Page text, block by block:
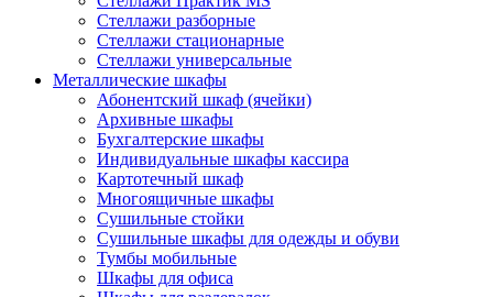
Стеллажи разборные
Стеллажи стационарные
Стеллажи универсальные
Металлические шкафы
Абонентский шкаф (ячейки)
Архивные шкафы
Бухгалтерские шкафы
Индивидуальные шкафы кассира
Картотечный шкаф
Многоящичные шкафы
Сушильные стойки
Сушильные шкафы для одежды и обуви
Тумбы мобильные
Шкафы для офиса